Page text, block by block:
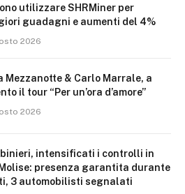
utilizzare SHRMiner per
guadagni e aumenti del 4%
2026
Mezzanotte & Carlo Marrale, a
il tour “Per un’ora d’amore”
2026
intensificati i controlli in
presenza garantita durante
3 automobilisti segnalati